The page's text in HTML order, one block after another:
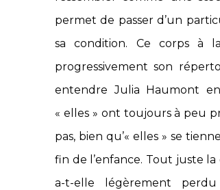
permet de passer d’un
sa condition. Ce corps à
progressivement son
entendre Julia Haumont
« elles » ont toujours à peu
pas, bien qu’« elles » se
fin de l’enfance. Tout juste
a-t-elle légèrement